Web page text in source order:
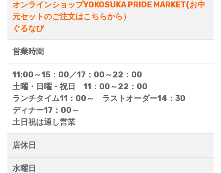
オンラインショップYOKOSUKA PRIDE MARKET(お中
元セットのご注文はこちらから）
ぐるなび
営業時間
11:00～15：00／17：00～22：00
土曜・日曜・祝日 11：00～22：00
ランチタイム11：00～ ラストオーダー14：30
ディナー17：00～
土日祝は通し営業
店休日
水曜日